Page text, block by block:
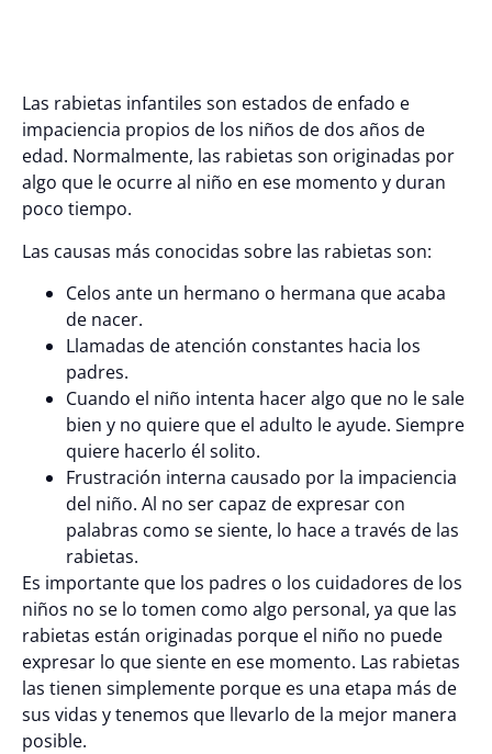
Las rabietas infantiles son estados de enfado e
impaciencia propios de los niños de dos años de
edad. Normalmente, las rabietas son originadas por
algo que le ocurre al niño en ese momento y duran
poco tiempo.
Las causas más conocidas sobre las rabietas son:
Celos ante un hermano o hermana que acaba
de nacer.
Llamadas de atención constantes hacia los
padres.
Cuando el niño intenta hacer algo que no le sale
bien y no quiere que el adulto le ayude. Siempre
quiere hacerlo él solito.
Frustración interna causado por la impaciencia
del niño. Al no ser capaz de expresar con
palabras como se siente, lo hace a través de las
rabietas.
Es importante que los padres o los cuidadores de los
niños no se lo tomen como algo personal, ya que las
rabietas están originadas porque el niño no puede
expresar lo que siente en ese momento. Las rabietas
las tienen simplemente porque es una etapa más de
sus vidas y tenemos que llevarlo de la mejor manera
posible.